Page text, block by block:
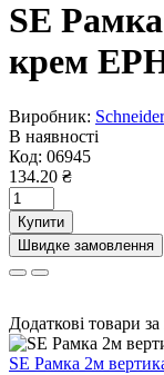
SE
крем
Виробник:
В наявності
Код: 06945
134.20 ₴
Купити
Швидке замовлення
Додаткові товари
SE Рамка 2м